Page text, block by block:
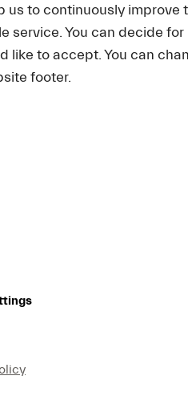
Sie bitte
us to continuously improve
service. You can decide for
like to accept. You can
footer.